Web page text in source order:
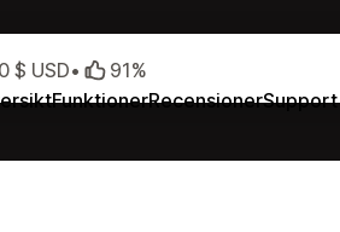
FunktionerRecensionerSupport
$ USD• 91%